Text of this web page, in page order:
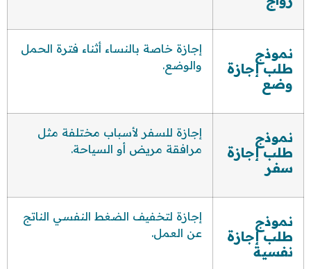
نموذج
طلب إجازة
وضع
إجازة خاصة بالنساء أثناء فترة الحمل
والوضع.
نموذج
طلب إجازة
سفر
إجازة للسفر لأسباب مختلفة مثل
مرافقة مريض أو السياحة.
نموذج
طلب إجازة
نفسية
إجازة لتخفيف الضغط النفسي الناتج
عن العمل.